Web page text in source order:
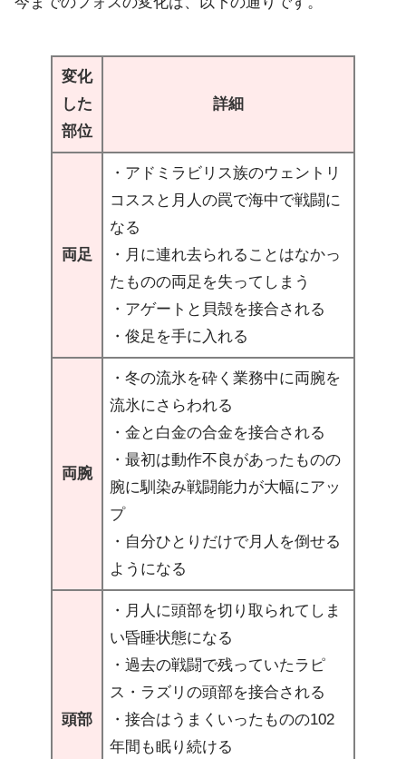
変化
した
部位
詳細
両足
・アドミラビリス族のウェントリ
コススと月人の罠で海中で戦闘に
なる
・月に連れ去られることはなかっ
たものの両足を失ってしまう
・アゲートと貝殻を接合される
・俊足を手に入れる
両腕
・冬の流氷を砕く業務中に両腕を
流氷にさらわれる
・金と白金の合金を接合される
・最初は動作不良があったものの
腕に馴染み戦闘能力が大幅にアッ
プ
・自分ひとりだけで月人を倒せる
ようになる
頭部
・月人に頭部を切り取られてしま
い昏睡状態になる
・過去の戦闘で残っていたラピ
ス・ラズリの頭部を接合される
・接合はうまくいったものの102
年間も眠り続ける